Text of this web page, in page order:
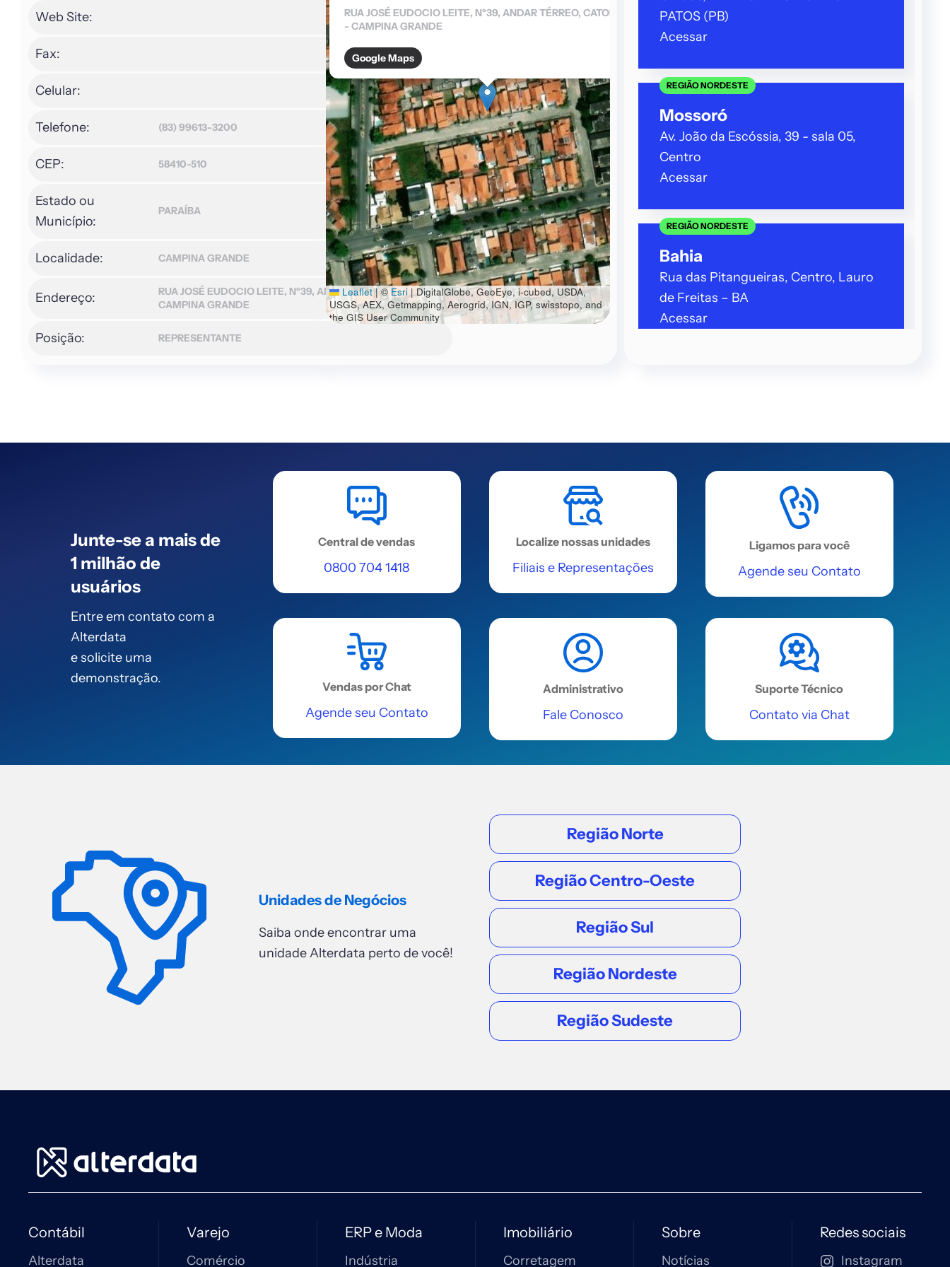
Web Site:
Fax:
Celular:
Telefone: (83) 99613-3200
CEP: 58410-510
Estado ou
Município:
PARAÍBA
Localidade: CAMPINA GRANDE
Endereço:
RUA JOSÉ EUDOCIO LEITE, Nº39, ANDAR TÉRREO, CATOLE -
CAMPINA GRANDE
Posição: REPRESENTANTE
RUA JOSÉ EUDOCIO LEITE, Nº39, ANDAR TÉRREO, CATOLE
- CAMPINA GRANDE
Google Maps
Leaflet |©Esri| DigitalGlobe, GeoEye, i-cubed, USDA,
USGS, AEX, Getmapping, Aerogrid, IGN, IGP, swisstopo, and
the GIS User Community
PATOS (PB)
Acessar
Mossoró
REGIÃO NORDESTE
Av. João da Escóssia, 39 - sala 05,
Centro
Acessar
Bahia
REGIÃO NORDESTE
Rua das Pitangueiras, Centro, Lauro
de Freitas – BA
Acessar
Avenida Péricles Gusmão, 08 -
Acessar
Avenida Olívia Flores, 28, Bairro
Candeias
Acessar
Av 2, 911 - Marechal Castelo Branco,
bairro PORENQUANTO
Acessar
São Luís
Av. Coronel Colares Moreira, 32, Sala
821 LT 03-A, Ed. Business Center
Renascença, bairro Jardim
Acessar
Salvador
REGIÃO NORDESTE
Edif Hangar Business Park - Av. Luís
R. Padre Carapuceiro, 968 - Boa
Junte-se a mais de
1 milhão de
usuários
Entre em contato com a
Alterdata
e solicite uma
demonstração.
Central de vendas
0800 704 1418
Localize nossas unidades
Filiais e Representações
Ligamos para você
Agende seu Contato
Vendas por Chat
Agende seu Contato
Administrativo
Fale Conosco
Suporte Técnico
Contato via Chat
Unidades de Negócios
Saiba onde encontrar uma
unidade Alterdata perto de você!
Região Norte
Região Centro-Oeste
Região Sul
Região Nordeste
Região Sudeste
Contábil
Alterdata
Varejo
Comércio
ERP e Moda
Indústria
Imobiliário
Corretagem
Sobre
Notícias
Redes sociais
Instagram